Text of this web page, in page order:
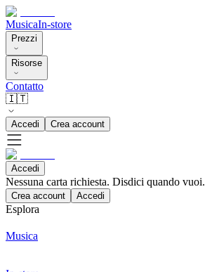
MusicaIn-store
Prezzi
Risorse
Contatto
🇮🇹
Accedi Crea account
Accedi
Nessuna carta richiesta. Disdici quando vuoi.
Crea account Accedi
Esplora
Musica